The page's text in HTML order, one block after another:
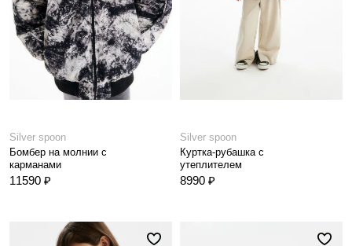
Silver spoon
Бомбер на молнии с
карманами
11590 ₽
Silver spoon
Куртка-рубашка с
утеплителем
8990 ₽